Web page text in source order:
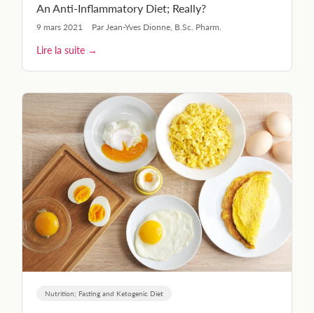
An Anti-Inflammatory Diet; Really?
9 mars 2021 Par Jean-Yves Dionne, B.Sc. Pharm.
Lire la suite →
Nutrition; Fasting and Ketogenic Diet